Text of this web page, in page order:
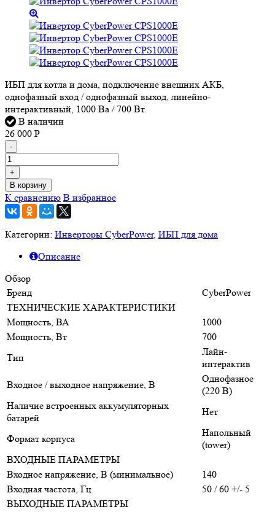
ИБП для котла и дома, подключение внешних АКБ,
однофазный вход / однофазный выход, линейно-
интерактивный, 1000 Ва / 700 Вт.
В наличии
26 000 Р
-
+
В корзину
К сравнению В избранное
Категории: Инверторы CyberPower, ИБП для дома
Описание
Обзор
Бренд
CyberPower
ТЕХНИЧЕСКИЕ ХАРАКТЕРИСТИКИ
Мощность, ВА
1000
Мощность, Вт
700
Тип
Лайн-
интерактив
Входное / выходное напряжение, В
Однофазное
(220 В)
Наличие встроенных аккумуляторных
батарей
Нет
Формат корпуса
Напольный
(tower)
ВХОДНЫЕ ПАРАМЕТРЫ
Входное напряжение, В (минимальное)
140
Входная частота, Гц
50 / 60 +/- 5
ВЫХОДНЫЕ ПАРАМЕТРЫ